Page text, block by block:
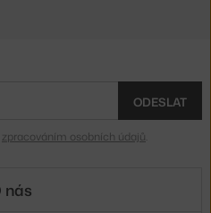
ODESLAT
zpracováním osobních údajů
nás